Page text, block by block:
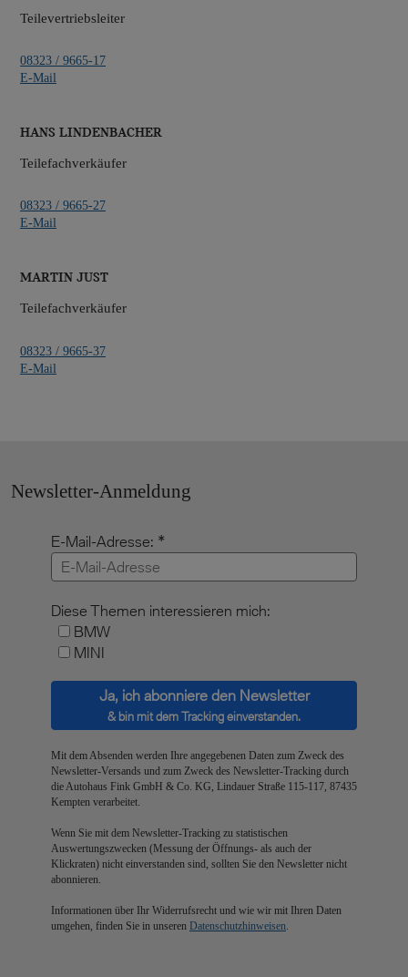
Teilevertriebsleiter
08323 / 9665-17
E-Mail
Hans Lindenbacher
Teilefachverkäufer
08323 / 9665-27
E-Mail
Martin Just
Teilefachverkäufer
08323 / 9665-37
E-Mail
Newsletter-Anmeldung
E-Mail-Adresse:
Diese Themen interessieren mich:
BMW
MINI
Ja, ich abonniere den Newsletter
& bin mit dem Tracking einverstanden.
Mit dem Absenden werden Ihre angegebenen Daten zum Zweck des
Newsletter-Versands und zum Zweck des Newsletter-Tracking durch
die Autohaus Fink GmbH & Co. KG, Lindauer Straße 115-117, 87435
Kempten verarbeitet.
Wenn Sie mit dem Newsletter-Tracking zu statistischen
Auswertungszwecken (Messung der Öffnungs- als auch der
Klickraten) nicht einverstanden sind, sollten Sie den Newsletter nicht
abonnieren.
Informationen über Ihr Widerrufsrecht und wie wir mit Ihren Daten
umgehen, finden Sie in unseren Datenschutzhinweisen.